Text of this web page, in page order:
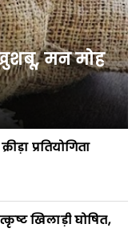
मन मोह
प्रतियोगिता
खिलाड़ी घोषित,